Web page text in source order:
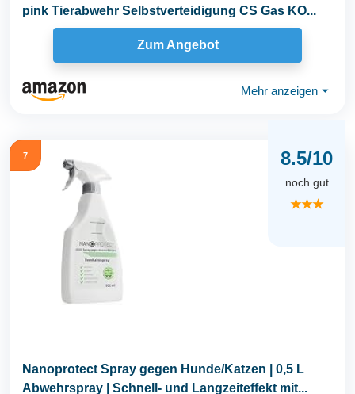
pink Tierabwehr Selbstverteidigung CS Gas KO...
Zum Angebot
Mehr anzeigen ⏷
7 8.5/10
noch gut
★★★
Nanoprotect Spray gegen Hunde/Katzen | 0,5 L
Abwehrspray | Schnell- und Langzeiteffekt mit...